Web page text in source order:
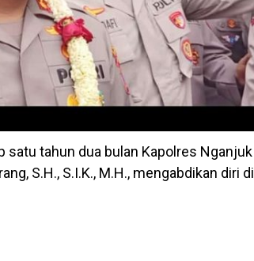
satu tahun dua bulan Kapolres Nganjuk
S.H., S.I.K., M.H., mengabdikan diri di